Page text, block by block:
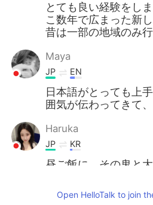
とても良い経験をし
こ数年で広まった新
昔は一部の地域のみ
Maya
JP EN
日本語がとっても上
囲気が伝わってきて
Haruka
JP KR
昼ご飯に、その鬼と
くれました。
Open HelloTalk to join